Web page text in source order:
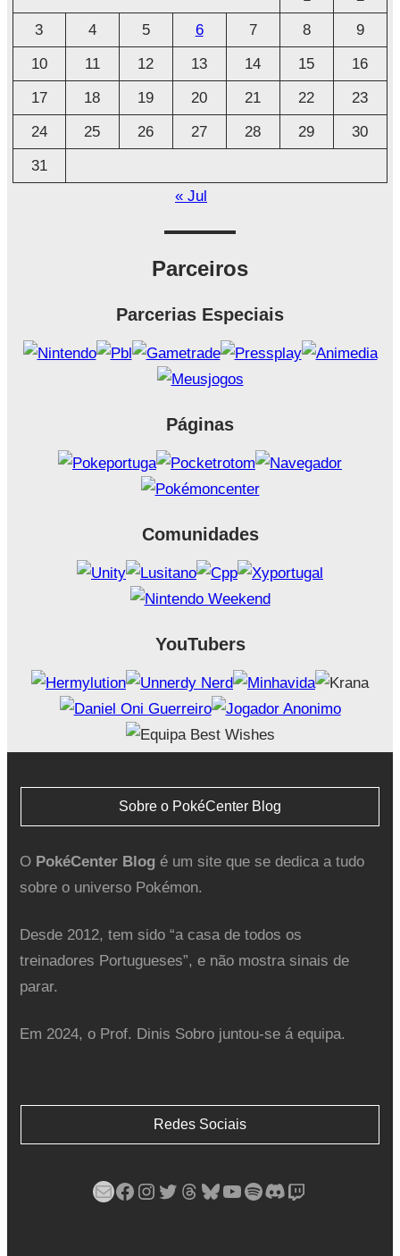
v
o
3
4 5 6 7 8
9
10
11 12 13 14 15
16
17
18 19 20 21 22
23
24
25 26 27 28 29
30
31
« Jul
Parceiros
Parcerias Especiais
Páginas
Comunidades
YouTubers
Sobre o PokéCenter Blog
O PokéCenter Blogé um site que se dedica a tudo
sobre o universo Pokémon.
Desde 2012, tem sido “a casa de todos os
treinadores Portugueses”, e não mostra sinais de
parar.
Em 2024, o Prof. Dinis Sobro juntou-se á equipa.
Redes Sociais
Mail Facebook Instagram Twitter Threads Bluesky YouTube Spotify Discord Twitch